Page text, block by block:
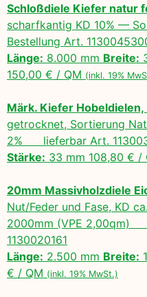
Schloßdiele Kiefer natur
scharfkantig KD 10% —
Bestellung Art.
Länge: 8.000 mm Breite:
150,00 € / QM (inkl. 19%
Märk. Kiefer Hobeldielen,
getrocknet, Sortierung
2% lieferbar Art.
Stärke: 33 mm 108,80 € /
20mm Massivholzdiele
Nut/Feder und Fase, KD
2000mm (VPE 2,00qm)
1130020161
Länge: 2.500 mm Breite:
€ / QM (inkl. 19% MwSt.)